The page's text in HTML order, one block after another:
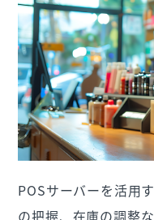
POSサーバーを活用